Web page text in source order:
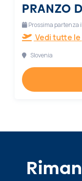
PRANZO
Prossima partenza
Vedi tutte
Slovenia